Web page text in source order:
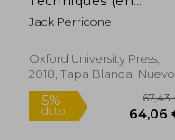
Inglés)
Jack Perricone
Oxford University Press,
2018, Tapa Blanda, Nuevo